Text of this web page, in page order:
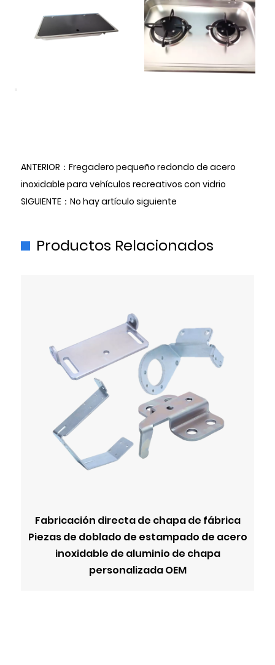
ANTERIOR：Fregadero pequeño redondo de acero
inoxidable para vehículos recreativos con vidrio
SIGUIENTE：No hay artículo siguiente
Productos Relacionados
Fabricación directa de chapa de fábrica
Piezas de doblado de estampado de acero
inoxidable de aluminio de chapa
personalizada OEM